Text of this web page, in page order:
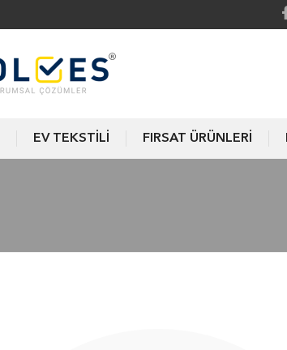
EV TEKSTİLİ FIRSAT ÜRÜNLERİ